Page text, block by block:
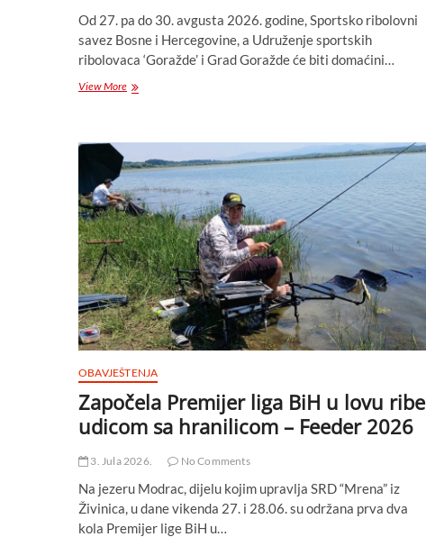
Od 27. pa do 30. avgusta 2026. godine, Sportsko ribolovni
savez Bosne i Hercegovine, a Udruženje sportskih
ribolovaca ‘Goražde’ i Grad Goražde će biti domaćini…
View MoreBilten
zemalja
mušičarenju
OBAVJEŠTENJA
Započela Premijer liga BiH u lovu ribe
udicom sa hranilicom – Feeder 2026
3. Jula 2026. No Comments
Na jezeru Modrac, dijelu kojim upravlja SRD “Mrena” iz
Živinica, u dane vikenda 27. i 28.06. su održana prva dva
kola Premijer lige BiH u…